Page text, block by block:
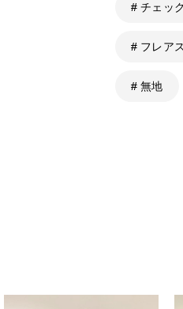
# チェック
# フレア
# 無地